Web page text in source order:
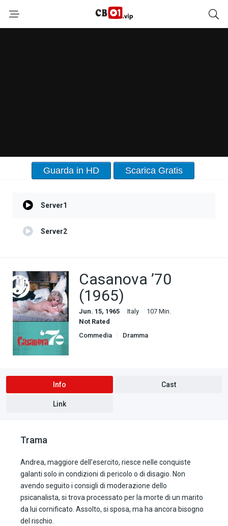
Guarda in HD Scarica Gratis
Server1
Server2
Casanova ’70
(1965)
Jun. 15, 1965 Italy
107 Min.
Not Rated
Commedia
Dramma
Info Cast
Link
Trama
Andrea, maggiore dell’esercito, riesce nelle conquiste
galanti solo in condizioni di pericolo o di disagio. Non
avendo seguito i consigli di moderazione dello
psicanalista, si trova processato per la morte di un marito
da lui cornificato. Assolto, si sposa, ma ha ancora bisogno
del rischio.